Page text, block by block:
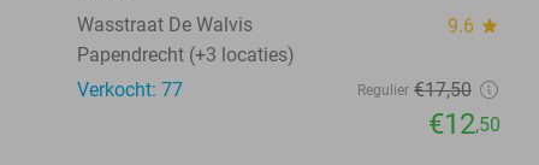
Wasstraat De Walvis
9.6 star
Papendrecht (+3 locaties)
Verkocht: 77
Regulier €17,50
€12,50